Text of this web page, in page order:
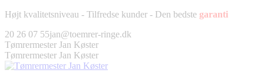
Fortsæt
indhold
Højt kvalitetsniveau - Tilfredse kunder - Den bedste garanti
Facebook
page
opens
in
Twitter
page
opens
in
Pinterest
page
opens
in
Instagram
page
opens
in
20 26 07 55jan@toemrer-ringe.dk
Tømrermester Jan Køster
Tømrermester Jan Køster